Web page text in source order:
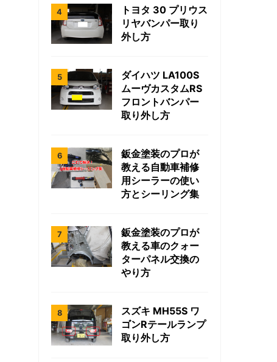
トヨタ 30 プリウス
リヤバンパー取り
外し方
ダイハツ LA100S
ムーヴカスタムRS
フロントバンパー
取り外し方
鈑金塗装のプロが
教える自動車補修
用シーラーの使い
方とシーリング集
鈑金塗装のプロが
教える車のクォー
ターパネル交換の
やり方
スズキ MH55S ワ
ゴンRテールランプ
取り外し方